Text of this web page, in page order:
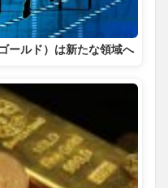
ルド）は新たな領域へ